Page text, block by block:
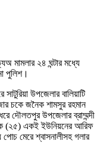
মামলার ২৪ ঘন্টার মধ্যে
পুলিশ।
উপজেলার বালিয়াটি
চকে জনৈক শামসুর রহমান
দৌলতপুর উপজেলার ব্রাম্মন্দী
(২৫) একই ইউনিয়নের আরিফ
পোচ মেরে শ্বাসনালীসহ গলার